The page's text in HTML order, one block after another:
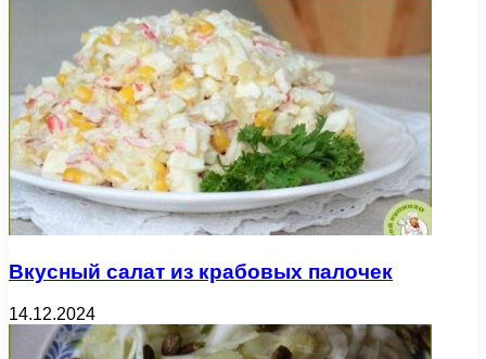
Вкусный салат из крабовых палочек
14.12.2024